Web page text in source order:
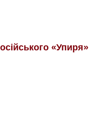
«Упиря»